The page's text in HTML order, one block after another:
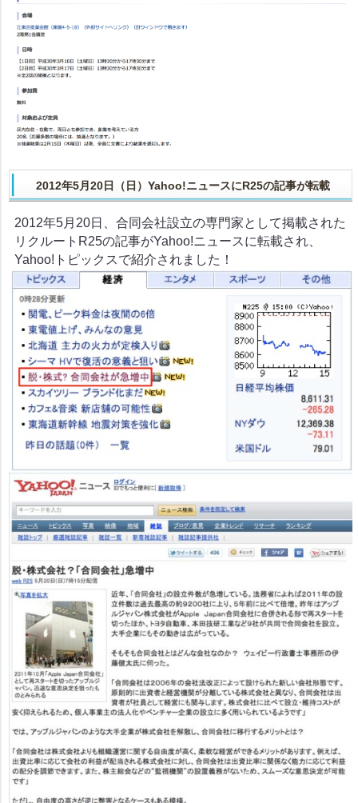
2012年5月20日（日）Yahoo!ニュースにR25の記事が転載
2012年5月20日、合同会社設立の専門家として掲載された
リクルートR25の記事がYahoo!ニュースに転載され、
Yahoo!トピックスで紹介されました！